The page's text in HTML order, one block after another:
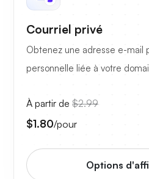
Courriel privé
Obtenez une adresse e-mail
personnelle liée à votre
À partir de $2.99
$1.80/pour
Options